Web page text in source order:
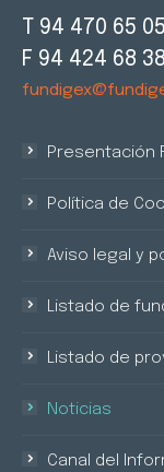
T 94 470 65 05
F 94 424 68 38
Presentación
Política de
Aviso legal y
Listado de
Listado de
Noticias
Canal del